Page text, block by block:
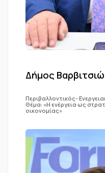
Δήμος
Περιβαλλοντικός-
Θέμα: «Η ενέργεια ως
οικονομίας»